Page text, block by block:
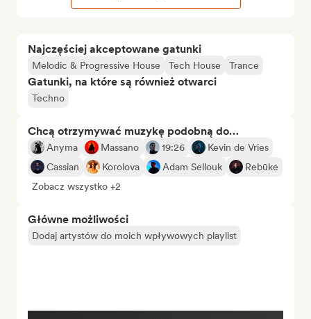
Najczęściej akceptowane gatunki
Melodic & Progressive House Tech House Trance
Gatunki, na które są również otwarci
Techno
Chcą otrzymywać muzykę podobną do…
Anyma Massano 19:26
Kevin de Vries
Cassian
Korolova Adam Sellouk
Rebūke
Zobacz wszystko +2
Główne możliwości
Dodaj artystów do moich wpływowych playlist